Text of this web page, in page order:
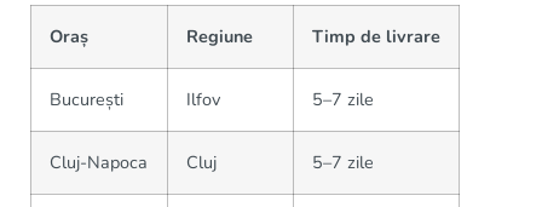
Oraș Regiune Timp de livrare
București Ilfov 5–7 zile
Cluj-Napoca Cluj 5–7 zile